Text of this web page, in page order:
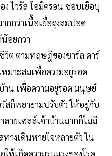
ไวรัส โอมิครอน ชอบเยื่อบุ
กกว่าเนื้อเยื่อถุงลมปอด
อยกว่า
วิต ตามทฤษฎีของชาร์ล ดาร์
มาะสมเพื่อความอยู่รอด
าน เพื่อความอยู่รอด มนุษย์
สก็พยายามปรับตัว ให้อยู่กับ
ายเซลล์เจ้าบ้านมากก็ไม่มี
างเดินหายใจหลายตัว ใน
ห้เกิดความรุนแรงของโรค